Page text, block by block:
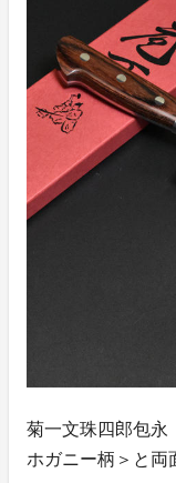
菊一文珠四郎包
ホガニー柄＞と両